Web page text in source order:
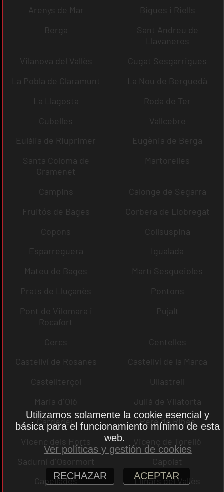
Arenys de Mar
Bigues i Riells
Berga
Sant Andreu de
Llavaneres
Vilanova del Vallès
Cugat Sesgarrigues
La Pobla de Claramunt
La Nou de Berguedà
La Llagosta
Roda de Ter
Cubelles
Vallcebre
Eulàlia de Riuprimer
Eugènia de Berga
Santa Coloma de
Gramenet
Martorelles
Campins
Calonge de Segarra
Fruitós de Bages
Corbera de Llobregat
Copons
Collsuspina
Esparreguera
Igualada
Mateu de Bages
Martí Sesgueioles
Prats de Lluçanès
Pontons
Pont de Vilomara i
Rocafort
Pujalt
Cercs
Centelles
Castellví de Rosanes
Castellví de la Marca
Castellterçol
Ullastrell
Maria d´Oló
Julià de Vilatorta
Cardedeu
Pere de Ribes
Vicenç dels Horts
Vicenç de Torelló
Sadurní d´Osormort
Capolat
Capellades
Llinars del Vallès
Utilizamos solamente la cookie esencial y
básica para el funcionamiento mínimo de esta
web.
Ver políticas y gestión de cookies
RECHAZAR ACEPTAR